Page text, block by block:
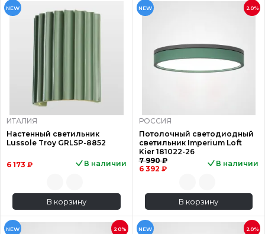
NEW
ИТАЛИЯ
Настенный светильник
Lussole Troy GRLSP-8852
6 173 ₽ В наличии
В корзину
NEW 20%
РОССИЯ
Потолочный светодиодный
светильник Imperium Loft
Kier 181022-26
7 990 ₽
6 392 ₽
В наличии
В корзину
NEW 20% NEW 20%